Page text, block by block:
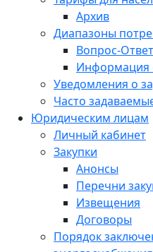
Архив
Диапазоны
Вопрос-Ответ
Информация
Уведомления о
Часто
Юридическим лицам
Личный кабинет
Закупки
Анонсы
Перечни
Извещения
Договоры
Порядок